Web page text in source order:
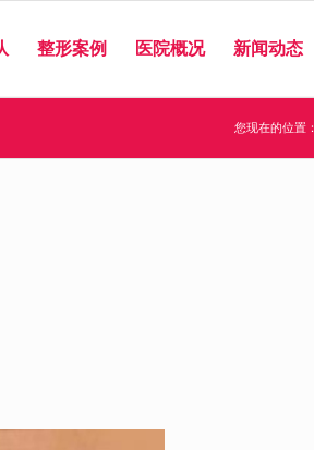
整形案例 医院概况 新闻动态
您现在的位置：